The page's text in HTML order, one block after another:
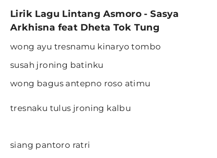
Lirik Lagu Lintang Asmoro - Sasya
Arkhisna feat Dheta Tok Tung
wong ayu tresnamu kinaryo tombo
susah jroning batinku
wong bagus antepno roso atimu
tresnaku tulus jroning kalbu
siang pantoro ratri